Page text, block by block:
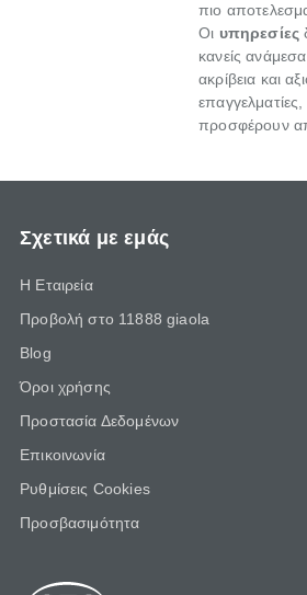
πιο
Οι υπηρεσίες
κανείς
ακρίβεια και
προσφέρουν
Σχετικά με εμάς
Η Εταιρεία
Προβολή στο 11888 giaola
Blog
Όροι χρήσης
Προστασία Δεδομένων
Επικοινωνία
Ρυθμίσεις Cookies
Προσβασιμότητα